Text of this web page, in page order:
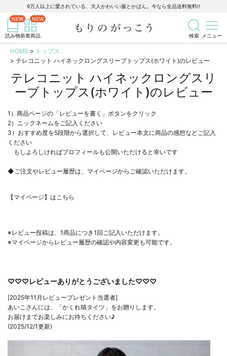
9万人以上に愛されている、大人かわいい服とかばん。今なら全品送料無料!!
読み物新着商品 検索 メニュー
商品を検索 記事を検索
HOME
トップス
テレコニット ハイネックロングスリーブトップス(ホワイト)のレビュー
テレコニット ハイネックロングスリ
ーブトップス(ホワイト)のレビュー
1）商品ページの「レビューを書く」ボタンをクリック
2）ニックネームをご記入ください
3）おすすめ度を5段階から選択して、レビュー本文に商品の感想などご記入
ください
もしよろしければプロフィールも公開いただけると幸いです
◆ご注文やレビュー履歴は、マイページからご確認いただけます。
【マイページ】はこちら
※レビュー投稿は、1商品につき1回ご記入いただけます。
※マイページからレビュー履歴の確認や内容変更も可能です。
♡♡♡レビューありがとうございました♡♡♡
[2025年11月レビュープレゼント当選者]
あいこさんには、「かくれ猫タイツ」をお贈りします。
お届けまでお楽しみにお待ちください♪
(2025/12/1更新)